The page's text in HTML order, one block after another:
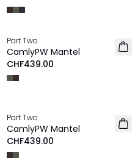
NEU
Part Two
CamlyPW Mantel
CHF439.00
NEU
Part Two
CamlyPW Mantel
CHF439.00